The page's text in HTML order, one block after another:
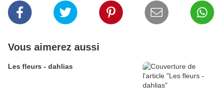
Vous aimerez aussi
Les fleurs - dahlias